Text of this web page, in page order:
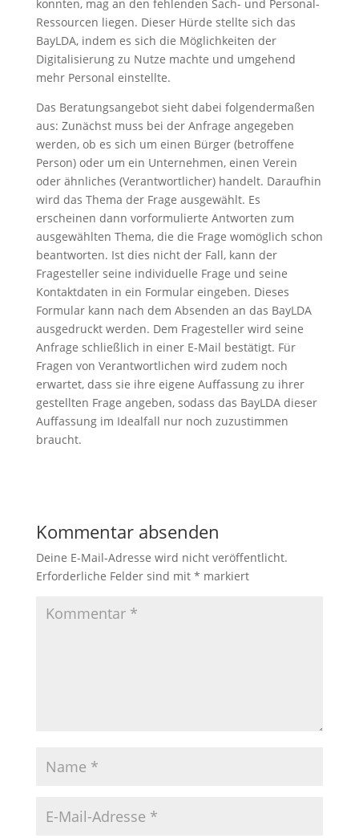
konnten, mag an den fehlenden Sach- und Personal-
Ressourcen liegen. Dieser Hürde stellte sich das
BayLDA, indem es sich die Möglichkeiten der
Digitalisierung zu Nutze machte und umgehend
mehr Personal einstellte.
Das Beratungsangebot sieht dabei folgendermaßen
aus: Zunächst muss bei der Anfrage angegeben
werden, ob es sich um einen Bürger (betroffene
Person) oder um ein Unternehmen, einen Verein
oder ähnliches (Verantwortlicher) handelt. Daraufhin
wird das Thema der Frage ausgewählt. Es
erscheinen dann vorformulierte Antworten zum
ausgewählten Thema, die die Frage womöglich schon
beantworten. Ist dies nicht der Fall, kann der
Fragesteller seine individuelle Frage und seine
Kontaktdaten in ein Formular eingeben. Dieses
Formular kann nach dem Absenden an das BayLDA
ausgedruckt werden. Dem Fragesteller wird seine
Anfrage schließlich in einer E-Mail bestätigt. Für
Fragen von Verantwortlichen wird zudem noch
erwartet, dass sie ihre eigene Auffassung zu ihrer
gestellten Frage angeben, sodass das BayLDA dieser
Auffassung im Idealfall nur noch zuzustimmen
braucht.
Kommentar absenden
Deine E-Mail-Adresse wird nicht veröffentlicht.
Erforderliche Felder sind mit * markiert